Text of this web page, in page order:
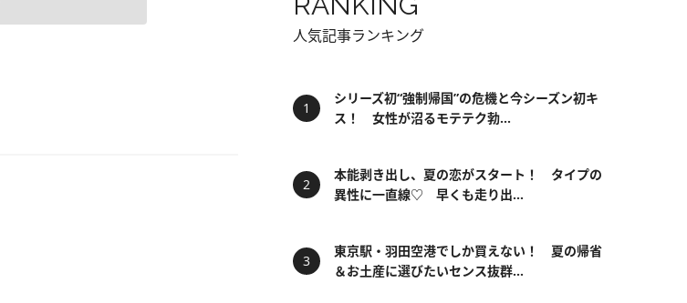
人気記事ランキング
シリーズ初“強制帰国”の危機と今シーズン初キ
ス！ 女性が沼るモテテク勃...
本能剥き出し、夏の恋がスタート！ タイプの
異性に一直線♡ 早くも走り出...
東京駅・羽田空港でしか買えない！ 夏の帰省
＆お土産に選びたいセンス抜群...